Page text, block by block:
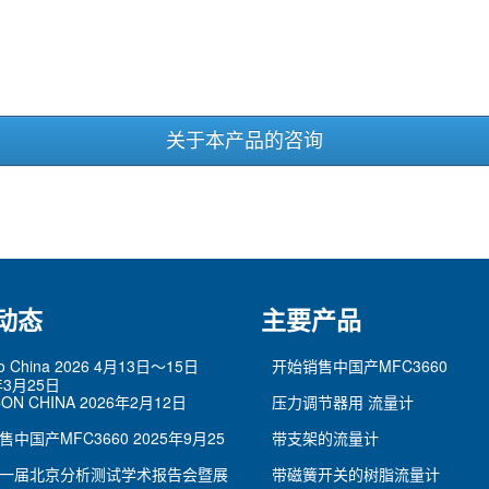
关于本产品的咨询
态
China 2026 4月13日～15日
月25日
CHINA2026年2月12日
中国产MFC3660 2025年9月25
届北京分析测试学术报告会暨展
主要产品
开始销售中国产MFC3660
压力调节器用 流量计
带支架的流量计
带磁簧开关的树脂流量计